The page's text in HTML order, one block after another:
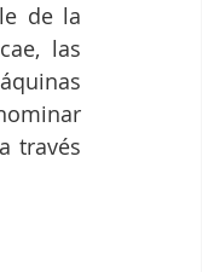
de la
las
través